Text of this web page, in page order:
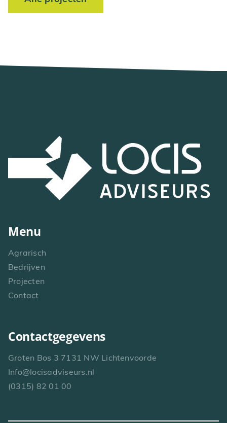
Menu
Agrarisch
Bedrijven
Projecten
Contact
Contactgegevens
Groten Bos 3 7131 NW Lichtenvoorde
Info@locisadviseurs.nl
(0315) 82 01 00